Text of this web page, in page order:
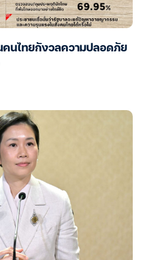
คนไทยกังวลความปลอดภัย